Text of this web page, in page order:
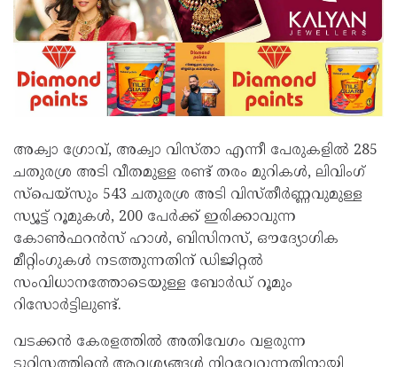
അക്വാ ഗ്രോവ്, അക്വാ വിസ്താ എന്നീ പേരുകളിൽ 285
ചതുരശ്ര അടി വീതമുള്ള രണ്ട് തരം മുറികൾ, ലിവിംഗ്
സ്‌പെയ്സും 543 ചതുരശ്ര അടി വിസ്തീർണ്ണവുമുള്ള
സ്യൂട്ട് റൂമുകൾ, 200 പേർക്ക് ഇരിക്കാവുന്ന
കോൺഫറൻസ് ഹാൾ, ബിസിനസ്, ഔദ്യോഗിക
മീറ്റിംഗുകൾ നടത്തുന്നതിന് ഡിജിറ്റൽ
സംവിധാനത്തോടെയുള്ള ബോർഡ് റൂമും
റിസോർട്ടിലുണ്ട്.
വടക്കൻ കേരളത്തിൽ അതിവേഗം വളരുന്ന